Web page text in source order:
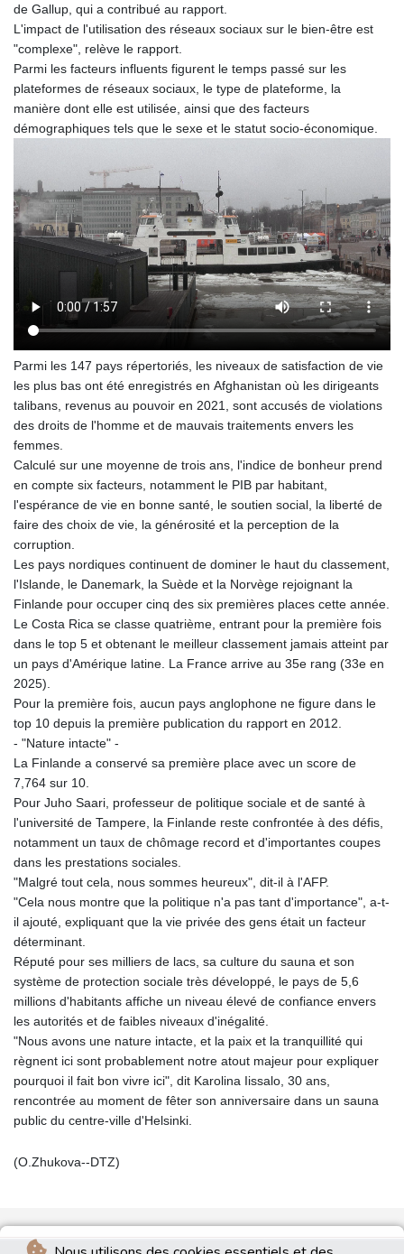
de Gallup, qui a contribué au rapport.
L'impact de l'utilisation des réseaux sociaux sur le bien-être est
"complexe", relève le rapport.
Parmi les facteurs influents figurent le temps passé sur les
plateformes de réseaux sociaux, le type de plateforme, la
manière dont elle est utilisée, ainsi que des facteurs
démographiques tels que le sexe et le statut socio-économique.
Parmi les 147 pays répertoriés, les niveaux de satisfaction de vie
les plus bas ont été enregistrés en Afghanistan où les dirigeants
talibans, revenus au pouvoir en 2021, sont accusés de violations
des droits de l'homme et de mauvais traitements envers les
femmes.
Calculé sur une moyenne de trois ans, l'indice de bonheur prend
en compte six facteurs, notamment le PIB par habitant,
l'espérance de vie en bonne santé, le soutien social, la liberté de
faire des choix de vie, la générosité et la perception de la
corruption.
Les pays nordiques continuent de dominer le haut du classement,
l'Islande, le Danemark, la Suède et la Norvège rejoignant la
Finlande pour occuper cinq des six premières places cette année.
Le Costa Rica se classe quatrième, entrant pour la première fois
dans le top 5 et obtenant le meilleur classement jamais atteint par
un pays d'Amérique latine. La France arrive au 35e rang (33e en
2025).
Pour la première fois, aucun pays anglophone ne figure dans le
top 10 depuis la première publication du rapport en 2012.
- "Nature intacte" -
La Finlande a conservé sa première place avec un score de
7,764 sur 10.
Pour Juho Saari, professeur de politique sociale et de santé à
l'université de Tampere, la Finlande reste confrontée à des défis,
notamment un taux de chômage record et d'importantes coupes
dans les prestations sociales.
"Malgré tout cela, nous sommes heureux", dit-il à l'AFP.
"Cela nous montre que la politique n'a pas tant d'importance", a-t-
il ajouté, expliquant que la vie privée des gens était un facteur
déterminant.
Réputé pour ses milliers de lacs, sa culture du sauna et son
système de protection sociale très développé, le pays de 5,6
millions d'habitants affiche un niveau élevé de confiance envers
les autorités et de faibles niveaux d'inégalité.
"Nous avons une nature intacte, et la paix et la tranquillité qui
règnent ici sont probablement notre atout majeur pour expliquer
pourquoi il fait bon vivre ici", dit Karolina Iissalo, 30 ans,
rencontrée au moment de fêter son anniversaire dans un sauna
public du centre-ville d'Helsinki.
(O.Zhukova--DTZ)